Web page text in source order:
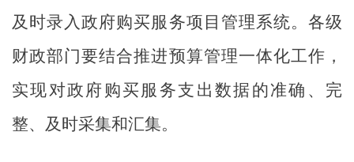
及时录入政府购买服务项目管理系统。各级
财政部门要结合推进预算管理一体化工作 ，
实现对政府购买服务支出数据的准确、完
整、及时采集和汇集。